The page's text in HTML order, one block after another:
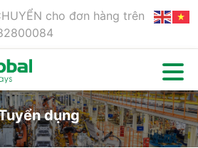
cho đơn hàng trên
dụng